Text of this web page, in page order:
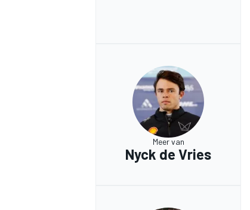
Meer van
Nyck de Vries